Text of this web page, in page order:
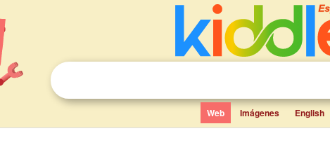
Web Imágenes English